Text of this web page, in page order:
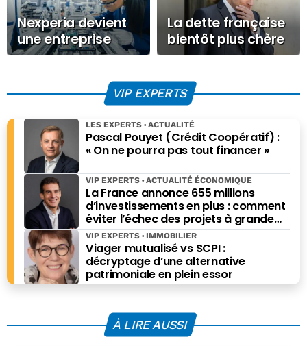
Nexperia devient
une entreprise
publique : les
un levier
d’exception pour
protéger leurs
puces
La dette française
bientôt plus chère
à financer que
VIP EXPERTS
Pascal Pouyet (Crédit Coopératif) :
« On ne pourra pas tout financer »
LES EXPERTS ACTUALITÉ
La France annonce 655 millions
d’investissements en plus : comment
éviter l’échec des projets à grande
échelle ?
VIP EXPERTS ACTUALITÉ ÉCONOMIQUE
Viager mutualisé vs SCPI :
décryptage d’une alternative
patrimoniale en plein essor
VIP EXPERTS IMMOBILIER
À LIRE AUSSI